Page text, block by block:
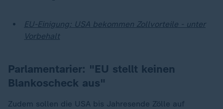
EU-Einigung: USA bekommen Zollvorteile - unter
Vorbehalt
Parlamentarier: "EU stellt keinen
Blankoscheck aus"
Zudem sollen die USA bis Jahresende Zölle auf